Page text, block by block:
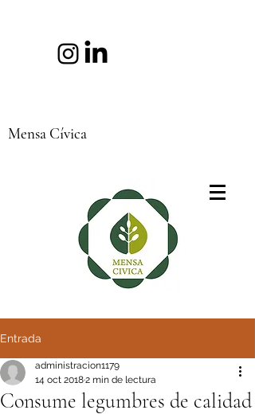
Mensa Cívica
Entrada
Consume legumbres de calidad
administracion1179
14 oct 20182 min de lectura